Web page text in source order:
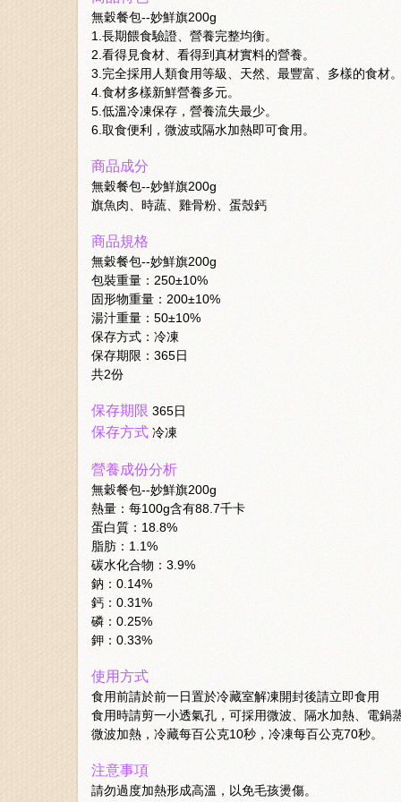
無穀餐包--妙鮮旗200g
1.長期餵食驗證、營養完整均衡。
2.看得見食材、看得到真材實料的營養。
3.完全採用人類食用等級、天然、最豐富、多樣的食材
4.食材多樣新鮮營養多元。
5.低溫冷凍保存，營養流失最少。
6.取食便利，微波或隔水加熱即可食用。
商品成分
無穀餐包--妙鮮旗200g
旗魚肉、時蔬、雞骨粉、蛋殼鈣
商品規格
無穀餐包--妙鮮旗200g
包裝重量：250±10%
固形物重量：200±10%
湯汁重量：50±10%
保存方式：冷凍
保存期限：365日
共2份
保存期限 365日
保存方式 冷凍
營養成份分析
無穀餐包--妙鮮旗200g
熱量：每100g含有88.7千卡
蛋白質：18.8%
脂肪：1.1%
碳水化合物：3.9%
鈉：0.14%
鈣：0.31%
磷：0.25%
鉀：0.33%
使用方式
食用前請於前一日置於冷藏室解凍開封後請立即食用
食用時請剪一小透氣孔，可採用微波、隔水加熱、電鍋
微波加熱，冷藏每百公克10秒，冷凍每百公克70秒。
注意事項
請勿過度加熱形成高溫，以免毛孩燙傷。